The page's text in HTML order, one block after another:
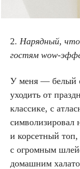
2. Нарядный,
гостям wow-
У меня — белый
уходить от
классике, с
и корсетный
с огромным
домашним